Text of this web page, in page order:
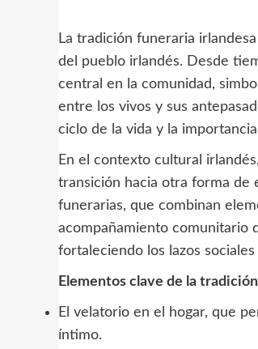
La tradición funeraria
del pueblo irlandés. Desde
central en la comunidad,
entre los vivos y sus
ciclo de la vida y la
En el contexto cultural
transición hacia otra forma de
funerarias, que combinan
acompañamiento comunitario
fortaleciendo los lazos
Elementos clave de la
El velatorio en el hogar, que
íntimo.